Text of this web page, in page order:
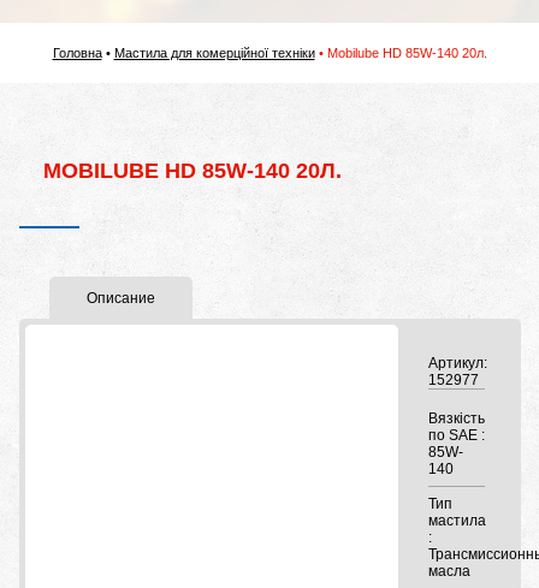
Головна Мастила для комерційної техніки Mobilube HD 85W-140 20л.
MOBILUBE HD 85W-140 20Л.
Описание
Артикул:
152977
Вязкість
по SAE :
85W-
140
Тип
мастила
:
масла